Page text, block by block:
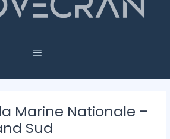
Menu
Marine Nationale –
Sud